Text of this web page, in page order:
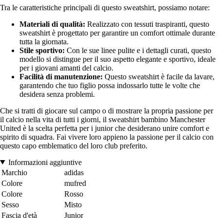
Tra le caratteristiche principali di questo sweatshirt, possiamo notare:
Materiali di qualità: Realizzato con tessuti traspiranti, questo
sweatshirt è progettato per garantire un comfort ottimale durante
tutta la giornata.
Stile sportivo: Con le sue linee pulite e i dettagli curati, questo
modello si distingue per il suo aspetto elegante e sportivo, ideale
per i giovani amanti del calcio.
Facilità di manutenzione: Questo sweatshirt è facile da lavare,
garantendo che tuo figlio possa indossarlo tutte le volte che
desidera senza problemi.
Che si tratti di giocare sul campo o di mostrare la propria passione per
il calcio nella vita di tutti i giorni, il sweatshirt bambino Manchester
United è la scelta perfetta per i junior che desiderano unire comfort e
spirito di squadra. Fai vivere loro appieno la passione per il calcio con
questo capo emblematico del loro club preferito.
Informazioni aggiuntive
Marchio
adidas
Colore
mufred
Colore
Rosso
Sesso
Misto
Fascia d'età
Junior